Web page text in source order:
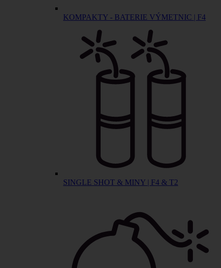
KOMPAKTY - BATERIE VÝMETNIC | F4
SINGLE SHOT & MINY | F4 & T2